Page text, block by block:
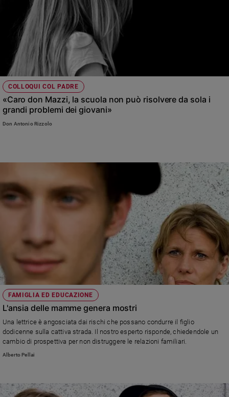
COLLOQUI COL PADRE
«Caro don Mazzi, la scuola non può risolvere da sola i
grandi problemi dei giovani»
Don Antonio Rizzolo
FAMIGLIA ED EDUCAZIONE
L'ansia delle mamme genera mostri
Una lettrice è angosciata dai rischi che possano condurre il figlio
dodicenne sulla cattiva strada. Il nostro esperto risponde, chiedendole un
cambio di prospettiva per non distruggere le relazioni familiari.
Alberto Pellai